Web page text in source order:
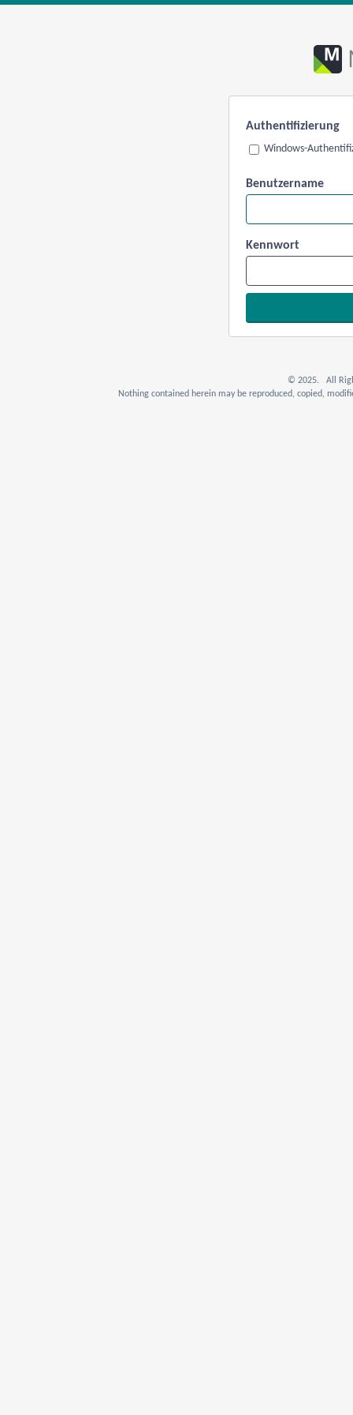
Authentifizierung
Windows-
Benutzername
Kennwort
© 2025. All
Nothing contained herein may be reproduced, copied,